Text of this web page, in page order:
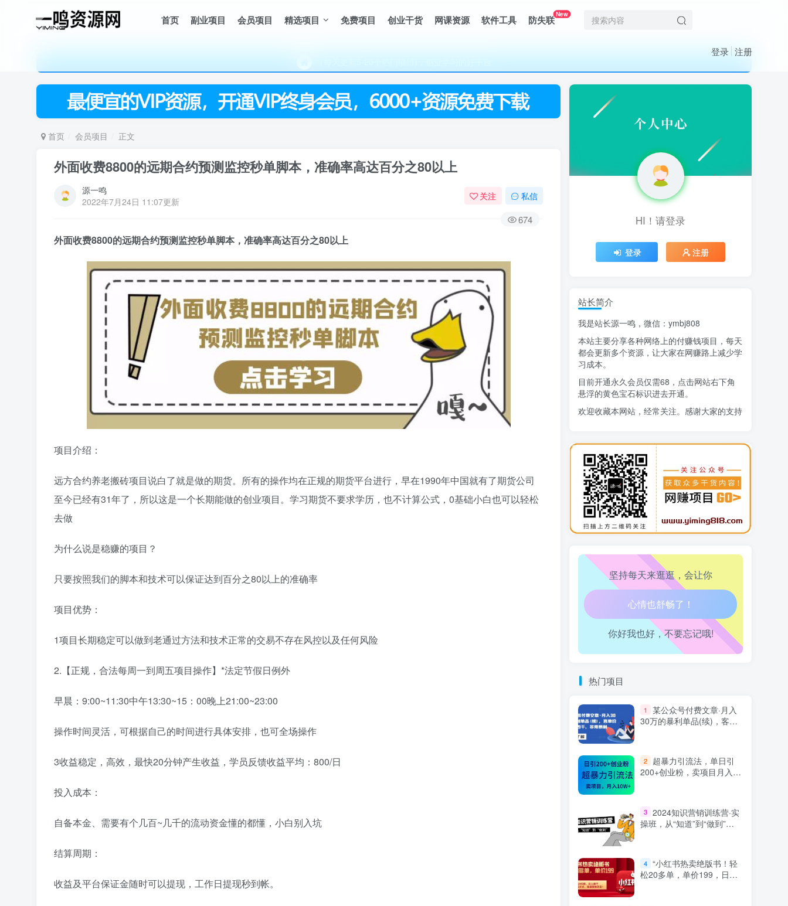
首页 副业项目 会员项目 精选项目 免费项目 创业干货 网课资源 软件工具 防失联New
登录 注册
（每天更新5-20个热门项目)，创业学习的好平台
欢迎访问一鸣资源网，本站汇集数千网创课程和项目
首页 会员项目 正文
外面收费8800的远期合约预测监控秒单脚本，准确率高达百分之80以上
源一鸣
2022年7月24日 11:07更新
关注 私信
674
外面收费8800的远期合约预测监控秒单脚本，准确率高达百分之80以上
项目介绍：
远方合约养老搬砖项目说白了就是做的期货。所有的操作均在正规的期货平台进行，早在1990年中国就有了期货公司
至今已经有31年了，所以这是一个长期能做的创业项目。学习期货不要求学历，也不计算公式，0基础小白也可以轻松
去做
为什么说是稳赚的项目？
只要按照我们的脚本和技术可以保证达到百分之80以上的准确率
项目优势：
1项目长期稳定可以做到老通过方法和技术正常的交易不存在风控以及任何风险
2.【正规，合法每周一到周五项目操作】*法定节假日例外
早晨：9:00~11:30中午13:30~15：00晚上21:00~23:00
操作时间灵活，可根据自己的时间进行具体安排，也可全场操作
3收益稳定，高效，最快20分钟产生收益，学员反馈收益平均：800/日
投入成本：
自备本金、需要有个几百~几千的流动资金懂的都懂，小白别入坑
结算周期：
收益及平台保证金随时可以提现，工作日提现秒到帐。
HI！请登录
登录 注册
精选项目
1 AI短视频流量变现：APP拉新
2 小红书虚拟电商14天变现训练营
7月万粉技术教程（手动或者配合科技）
4 阿拉丁-小红书虚拟店铺SOP保姆级教程
5 7天学会抖音卖房：从月薪5千到年入百万，新时代房产经纪人必备技能
寻宝之旅课程：搞钱训练营
8 DeepSeek提示词大全
9 AI+逛逛薅免费流，淘宝逛逛短视频带货
10 万三-东南亚跨境tk小店运营课
HI！请登录
登录 注册
站长简介
我是站长源一鸣，微信：ymbj808
本站主要分享各种网络上的付赚钱项目，每天
都会更新多个资源，让大家在网赚路上减少学
习成本。
目前开通永久会员仅需68，点击网站右下角
悬浮的黄色宝石标识进去开通。
欢迎收藏本网站，经常关注。感谢大家的支持
坚持每天来逛逛，会让你
心情也舒畅了！
走路也有劲了！
腿也不痛了！
工作也轻松了！
你好我也好，不要忘记哦!
热门项目
1
某公众号付费文章·月入
30万的暴利单品(续)，客单
2
超暴力引流法，单日引
200+创业粉，卖项目月入10
3 2024知识营销训练营·实
操班，从“知道”到“做到”
4 “小红书热卖绝版书！轻
松20多单，单价199，日入